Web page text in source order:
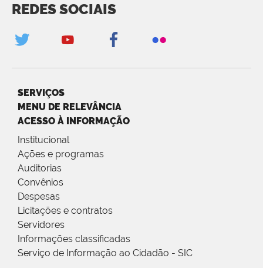
REDES SOCIAIS
SERVIÇOS
MENU DE RELEVÂNCIA
ACESSO À INFORMAÇÃO
Institucional
Ações e programas
Auditorias
Convênios
Despesas
Licitações e contratos
Servidores
Informações classificadas
Serviço de Informação ao Cidadão - SIC